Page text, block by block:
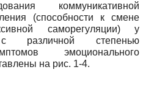
коммуникативной
(способности к смене
саморегуляции) у
с различной степенью
эмоционального
на рис. 1-4.